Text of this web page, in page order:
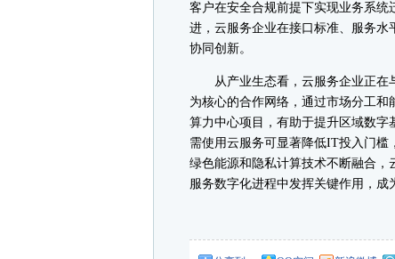
客户在安全合规前提下实现业务系
进，云服务企业在接口标准、服务
协同创新。
从产业生态看，云服务企业正在与
为核心的合作网络，通过市场分工
算力中心项目，有助于提升区域数
需使用云服务可显著降低IT投入门槛
绿色能源和隐私计算技术不断融合
服务数字化进程中发挥关键作用，成